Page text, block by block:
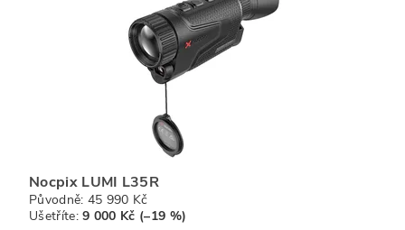
Nocpix LUMI L35R
Původně: 45 990 Kč
Ušetříte:9 000 Kč (–19 %)